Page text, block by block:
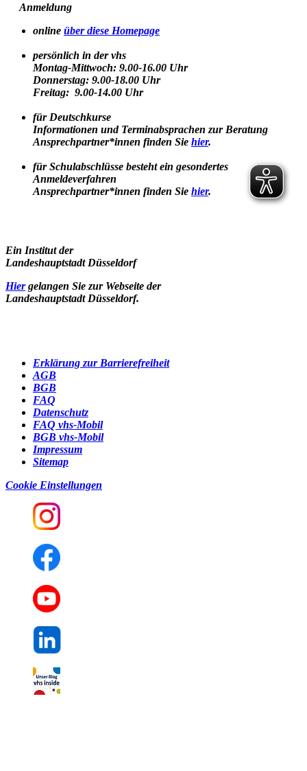
Anmeldung
online über diese Homepage
persönlich in der vhs
Montag-Mittwoch: 9.00-16.00 Uhr
Donnerstag: 9.00-18.00 Uhr
Freitag: 9.00-14.00 Uhr
für Deutschkurse
Informationen und Terminabsprachen zur Beratung
Ansprechpartner*innen finden Sie hier.
für Schulabschlüsse besteht ein gesondertes
Anmeldeverfahren
Ansprechpartner*innen finden Sie hier.
Ein Institut der
Landeshauptstadt Düsseldorf
Hiergelangen Sie zur Webseite der
Landeshauptstadt Düsseldorf.
Erklärung zur Barrierefreiheit
AGB
BGB
FAQ
Datenschutz
FAQ vhs-Mobil
BGB vhs-Mobil
Impressum
Sitemap
Cookie Einstellungen